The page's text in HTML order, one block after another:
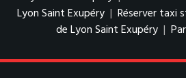
Lyon Saint Exupéry | Réserver taxi
de Lyon Saint Exupéry |